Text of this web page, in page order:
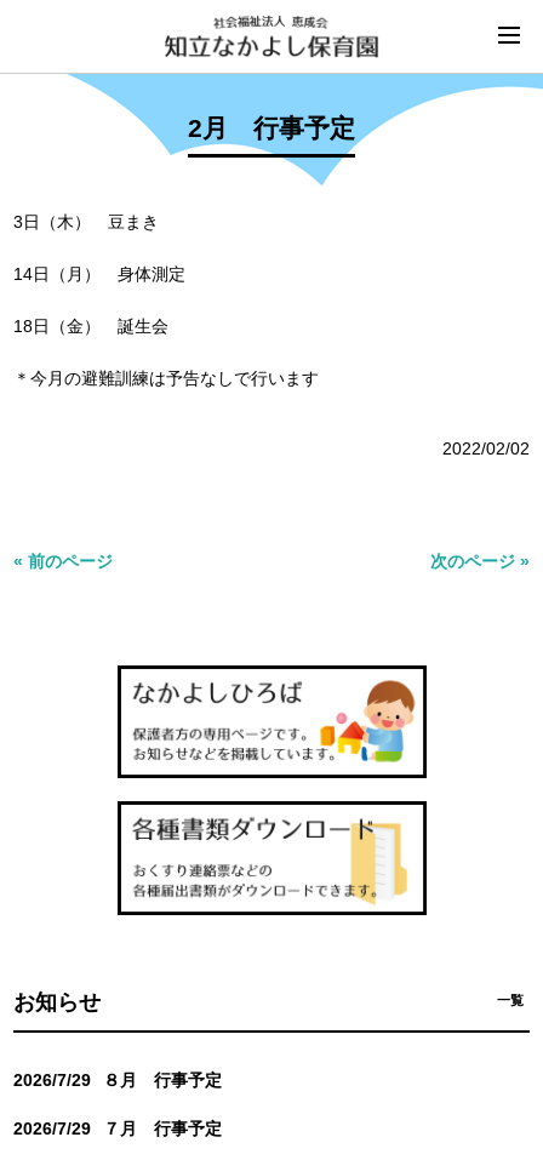
2月 行事予定
3日（木） 豆まき
14日（月） 身体測定
18日（金） 誕生会
＊今月の避難訓練は予告なしで行います
2022/02/02
« 前のページ 次のページ »
お知らせ 一覧
2026/7/29 ８月 行事予定
2026/7/29 ７月 行事予定